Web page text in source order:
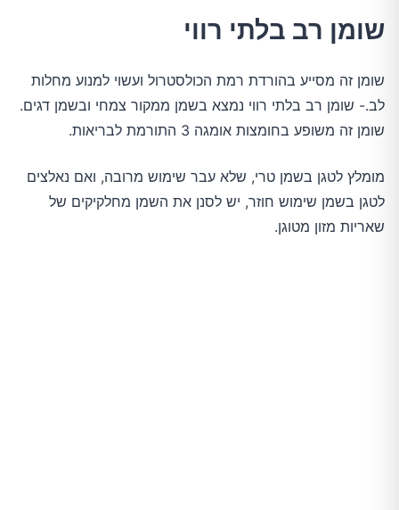
שומן רב בלתי רווי
שומן זה מסייע בהורדת רמת הכולסטרול ועשוי למנוע מחלות
לב.- שומן רב בלתי רווי נמצא בשמן ממקור צמחי ובשמן דגים.
שומן זה משופע בחומצות אומגה 3 התורמת לבריאות.
מומלץ לטגן בשמן טרי, שלא עבר שימוש מרובה, ואם נאלצים
לטגן בשמן שימוש חוזר, יש לסנן את השמן מחלקיקים של
שאריות מזון מטוגן.